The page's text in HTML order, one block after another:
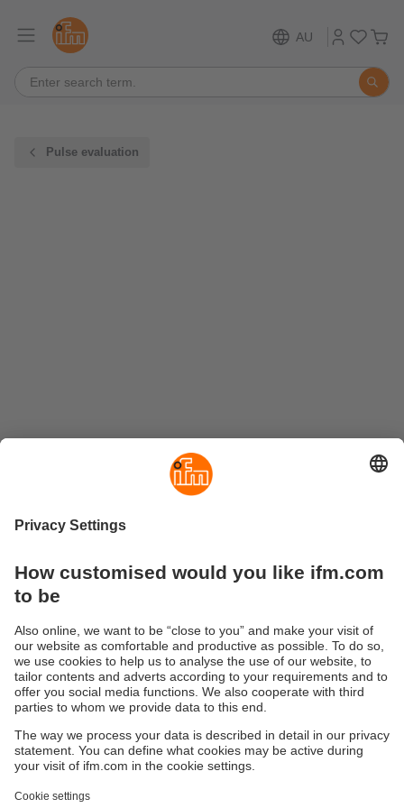
AU
Pulse evaluation